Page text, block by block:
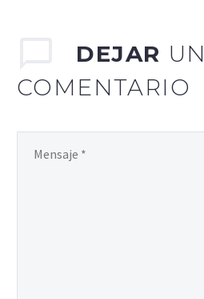
DEJAR UN
COMENTARIO